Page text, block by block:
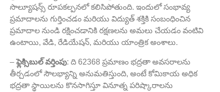
సొల్యూషన్స్ రూపకల్పనలో కలిసిపోతుంది. ఇందులో సంభావ్య
ప్రమాదాలను గుర్తించడం మరియు విద్యుత్ శక్తికి సంబంధించిన
ప్రమాదాల నుండి రక్షించడానికి రక్షణలను అమలు చేయడం వంటివి
ఉంటాయి, వేడి, రేడియేషన్, మరియు యాంత్రిక అంశాలు.
–ఫ్లెక్సిబుల్ వర్తింపు: ది 62368 ప్రమాణం భద్రతా అవసరాలను
తీర్చడంలో సౌలభ్యాన్ని అనుమతిస్తుంది, అంటే కోమికాయ అధిక
భద్రతా స్థాయిలను కొనసాగిస్తూ వినూత్న పరిష్కారాలను